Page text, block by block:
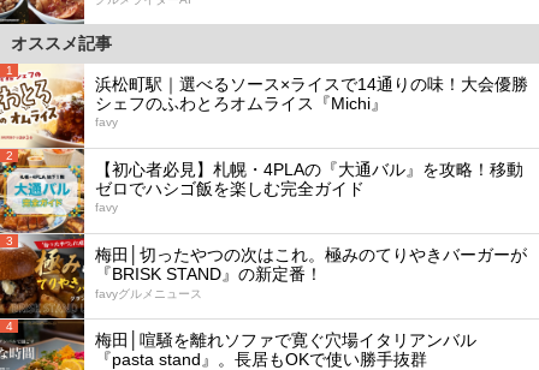
オススメ記事
1
浜松町駅｜選べるソース×ライスで14通りの味！大会優勝
シェフのふわとろオムライス『Michi』
favy
2
【初心者必見】札幌・4PLAの『大通バル』を攻略！移動
ゼロでハシゴ飯を楽しむ完全ガイド
favy
3
梅田│切ったやつの次はこれ。極みのてりやきバーガーが
『BRISK STAND』の新定番！
favyグルメニュース
4
梅田│喧騒を離れソファで寛ぐ穴場イタリアンバル
『pasta stand』。長居もOKで使い勝手抜群